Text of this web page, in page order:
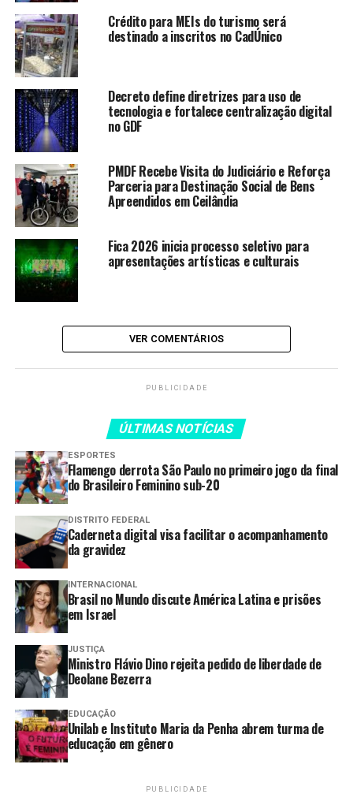
filme sobre Paulo Freire
de pesquisa
Enem 2026: documentação
necessária para justificar
Especialistas afirmam que o
Plano Nacional de Educação é um
marco para o país
>> Siga o canal dano WhatsApp
com videoaulas, apostilas, exercícios, problemas
resolvidos e conteúdos organizados por nível de ensino.
A plataforma anuncia que, em breve, poderá
disponibilizar o conteúdo de português em um
As aulas da disciplina abordam temas centrais do
currículo do ensino médio, como variação linguística,
neologismo semântico, classe de palavras, comunicação
oral e escrita, sentido literal das palavras (denotação) e
sentido figurado (conotação), entre outros conteúdos.
Para fazer os testes de conhecimento, é preciso se
cadastrar na plataforma de ensino.
Além de língua portuguesa, o sistema do Impa também
oferece conteúdos de matemática, para ensino
fundamental 2 e ensino médio; física, para o 9º ano do
ensino fundamental 2 e ensino médio; e quadrinhos de
matemática, para ensino fundamental 1.
Fonte:Agência Brasil
TAGS: ALUNOS
Crédito para MEIs do turismo será
destinado a inscritos no CadÚnico
Decreto define diretrizes para uso de
tecnologia e fortalece centralização digital
no GDF
PMDF Recebe Visita do Judiciário e Reforça
Parceria para Destinação Social de Bens
Apreendidos em Ceilândia
Fica 2026 inicia processo seletivo para
apresentações artísticas e culturais
VER COMENTÁRIOS
PUBLICIDADE
ÚLTIMAS NOTÍCIAS
ESPORTES
Flamengo derrota São Paulo no primeiro jogo da final
do Brasileiro Feminino sub-20
DISTRITO FEDERAL
Caderneta digital visa facilitar o acompanhamento
da gravidez
INTERNACIONAL
Brasil no Mundo discute América Latina e prisões
em Israel
JUSTIÇA
Ministro Flávio Dino rejeita pedido de liberdade de
Deolane Bezerra
EDUCAÇÃO
Unilab e Instituto Maria da Penha abrem turma de
educação em gênero
PUBLICIDADE